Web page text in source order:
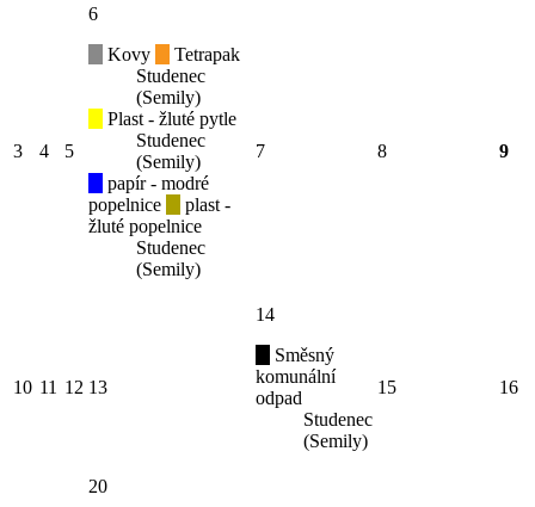
3 4 5
6
Kovy
Tetrapak
Studenec
(Semily)
Plast - žluté pytle
Studenec
(Semily)
papír - modré
popelnice
plast -
žluté popelnice
Studenec
(Semily)
7 8 9
10 11 12 13
14
Směsný
komunální
odpad
Studenec
(Semily)
15 16
20